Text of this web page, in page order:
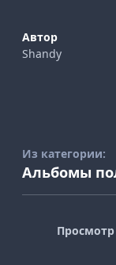
Автор
Shandy
Из категории:
Альбомы